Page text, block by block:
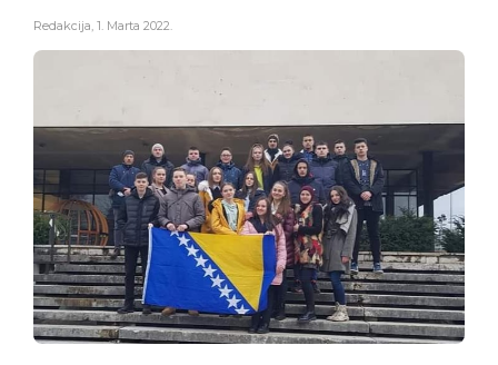
Redakcija 1. Marta 2022.